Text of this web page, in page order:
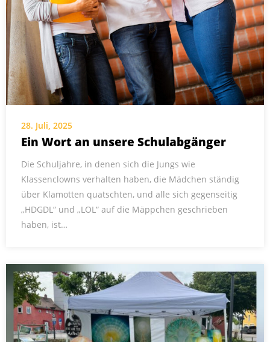
28. Juli, 2025
Ein Wort an unsere Schulabgänger
Die Schuljahre, in denen sich die Jungs wie
Klassenclowns verhalten haben, die Mädchen ständig
über Klamotten quatschten, und alle sich gegenseitig
„HDGDL“ und „LOL“ auf die Mäppchen geschrieben
haben, ist…